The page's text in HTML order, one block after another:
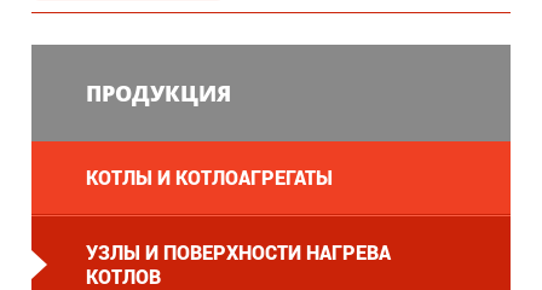
ПРОДУКЦИЯ
КОТЛЫ И КОТЛОАГРЕГАТЫ
УЗЛЫ И ПОВЕРХНОСТИ НАГРЕВА
КОТЛОВ